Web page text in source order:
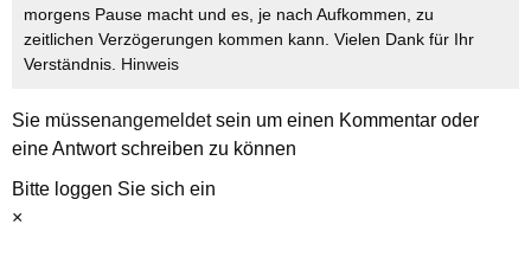
morgens Pause macht und es, je nach Aufkommen, zu
zeitlichen Verzögerungen kommen kann. Vielen Dank für Ihr
Verständnis. Hinweis
Sie müssenangemeldetsein um einen Kommentar oder
eine Antwort schreiben zu können
Bitte loggen Sie sich ein
×